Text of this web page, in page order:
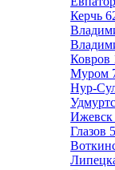
Керчь
Ковров
Муром
Нур-
Ижевск
Глазов